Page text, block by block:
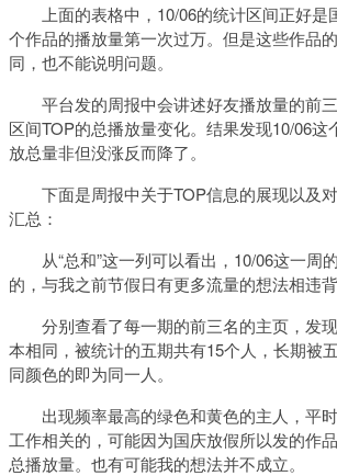
上面的表格中，10/06的统计区间正好
个作品的播放量第一次过万。但是这些作品
同，也不能说明问题。
平台发的周报中会讲述好友播放量的前
区间TOP的总播放量变化。结果发现10/06这
放总量非但没涨反而降了。
下面是周报中关于TOP信息的展现以及
汇总：
从“总和”这一列可以看出，10/06这一周
的，与我之前节假日有更多流量的想法相违背
分别查看了每一期的前三名的主页，发
本相同，被统计的五期共有15个人，长期被
同颜色的即为同一人。
出现频率最高的绿色和黄色的主人，平
工作相关的，可能因为国庆放假所以发的作
总播放量。也有可能我的想法并不成立。